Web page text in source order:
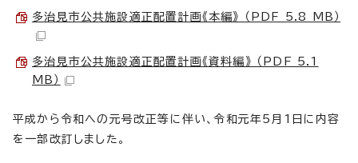
多治見市公共施設適正配置計画《本編》 （PDF 5.8 MB）
多治見市公共施設適正配置計画《資料編》 （PDF 5.1
MB）
平成から令和への元号改正等に伴い、令和元年5月1日に内容
を一部改訂しました。